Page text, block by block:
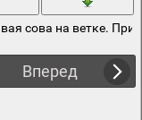
сова на ветке.
Вперед